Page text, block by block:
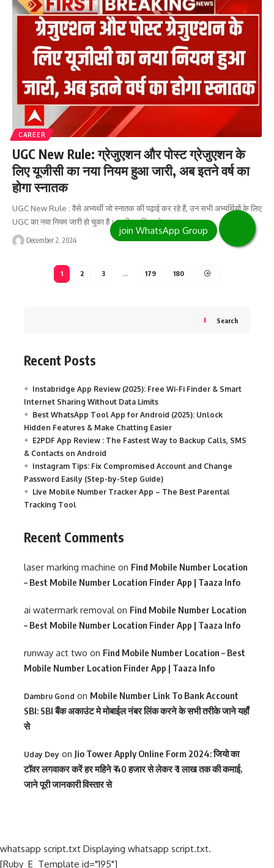
CAREER
UGC New Rule: ग्रेजुएशन और पोस्ट ग्रेजुएशन के
लिए यूजीसी का नया नियम हुआ जारी, अब इतने वर्ष का
होगा स्नातक
UGC New Rule : वैसे अभ्यर्थी जो स्नातक की पढ़ाई कर रहे हैं, उन सभी अभ्यर्थियों के लिए
UGC का नया नियम जारी हो चुका है। जारी नए नियम के…
December 2, 2024
1 2 3 … 179 180
Search
Recent Posts
Instabridge App Review (2025): Free Wi-Fi Finder & Smart
Internet Sharing Without Data Limits
Best WhatsApp Tool App for Android (2025): Unlock
Hidden Features & Make Chatting Easier
E2PDF App Review : The Fastest Way to Backup Calls, SMS
& Contacts on Android
Instagram Tips: Fix Compromised Account and Change
Password Easily (Step-by-Step Guide)
Live Mobile Number Tracker App – The Best Parental
Tracking Tool
Recent Comments
laser marking machine on Find Mobile Number Location
– Best Mobile Number Location Finder App | Taaza Info
ai watermark removal on Find Mobile Number Location
– Best Mobile Number Location Finder App | Taaza Info
runway act two on Find Mobile Number Location – Best
Mobile Number Location Finder App | Taaza Info
Dambru Gond on Mobile Number Link To Bank Account
SBI: SBI बैंक अकाउंट मे मोबाईल नंबर लिंक करने के सभी तरीके जाने यहाँ
से
Uday Dey on Jio Tower Apply Online Form 2024: जियो का
टॉवर लगवाकर करें हर महिने ₹ 40 हजार से लेकर ₹ 1 लाख तक की कमाई,
जाने पूरी जानकारी विस्तार से
whatsapp script.txt Displaying whatsapp script.txt.
[Ruby_E_Template id="195"]